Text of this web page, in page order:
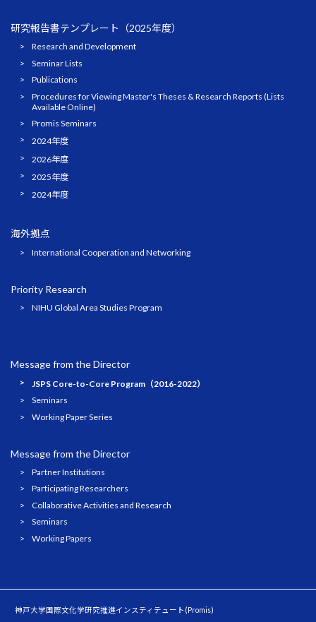
研究報告書テンプレート（2025年度）
Research and Development
Seminar Lists
Publications
Procedures for Viewing Master's Theses & Research Reports (Lists
Available Online)
Promis Seminars
2024年度
2026年度
2025年度
2024年度
海外拠点
International Cooperation and Networking
Priority Research
NIHU Global Area Studies Program
Message from the Director
JSPS Core-to-Core Program（2016-2022）
Seminars
Working Paper Series
Message from the Director
Partner Institutions
Participating Researchers
Collaborative Activities and Research
Seminars
Working Papers
神戸大学国際文化学研究推進インスティテュート(Promis)